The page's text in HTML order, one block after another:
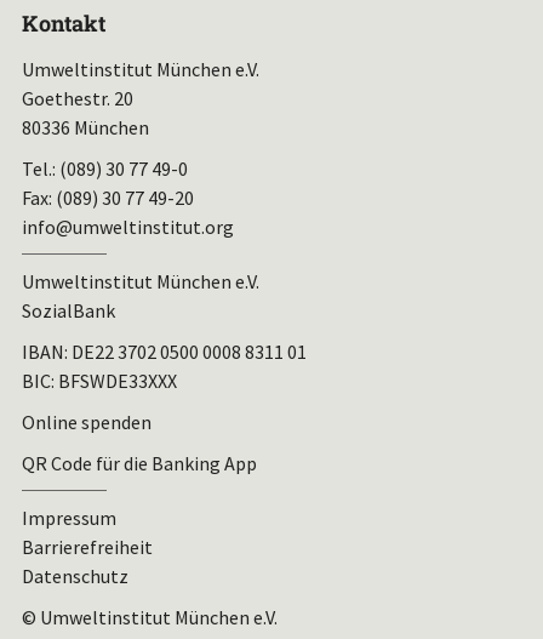
Kontakt
Umweltinstitut München e.V.
Goethestr. 20
80336 München
Tel.: (089) 30 77 49-0
Fax: (089) 30 77 49-20
info@umweltinstitut.org
Umweltinstitut München e.V.
SozialBank
IBAN: DE22 3702 0500 0008 8311 01
BIC: BFSWDE33XXX
Online spenden
QR Code für die Banking App
Impressum
Barrierefreiheit
Datenschutz
© Umweltinstitut München e.V.